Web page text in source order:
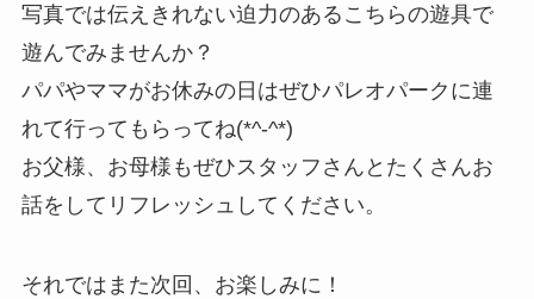
写真では伝えきれない迫力のあるこちらの遊具で
遊んでみませんか？
パパやママがお休みの日はぜひパレオパークに連
れて行ってもらってね(*^-^*)
お父様、お母様もぜひスタッフさんとたくさんお
話をしてリフレッシュしてください。
それではまた次回、お楽しみに！